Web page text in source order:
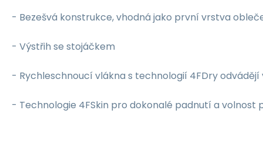
- Bezešvá konstrukce, vhodná jako první vrstva
- Výstřih se stojáčkem
- Rychleschnoucí vlákna s technologií 4FDry odvádějí
- Technologie 4FSkin pro dokonalé padnutí a volnost